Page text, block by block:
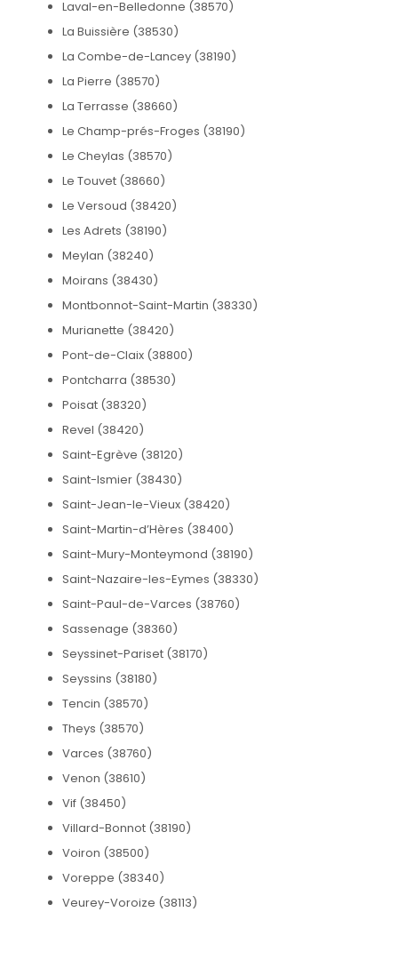
Laval-en-Belledonne (38570)
La Buissière (38530)
La Combe-de-Lancey (38190)
La Pierre (38570)
La Terrasse (38660)
Le Champ-prés-Froges (38190)
Le Cheylas (38570)
Le Touvet (38660)
Le Versoud (38420)
Les Adrets (38190)
Meylan (38240)
Moirans (38430)
Montbonnot-Saint-Martin (38330)
Murianette (38420)
Pont-de-Claix (38800)
Pontcharra (38530)
Poisat (38320)
Revel (38420)
Saint-Egrève (38120)
Saint-Ismier (38430)
Saint-Jean-le-Vieux (38420)
Saint-Martin-d’Hères (38400)
Saint-Mury-Monteymond (38190)
Saint-Nazaire-les-Eymes (38330)
Saint-Paul-de-Varces (38760)
Sassenage (38360)
Seyssinet-Pariset (38170)
Seyssins (38180)
Tencin (38570)
Theys (38570)
Varces (38760)
Venon (38610)
Vif (38450)
Villard-Bonnot (38190)
Voiron (38500)
Voreppe (38340)
Veurey-Voroize (38113)